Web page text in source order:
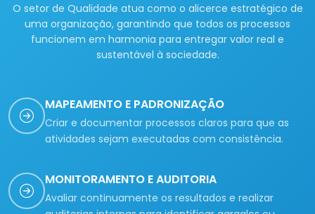
O setor de Qualidade atua como o alicerce estratégico de
uma organização, garantindo que todos os processos
funcionem em harmonia para entregar valor real e
sustentável à sociedade.
MAPEAMENTO E PADRONIZAÇÃO
Criar e documentar processos claros para que as
atividades sejam executadas com consistência.
MONITORAMENTO E AUDITORIA
Avaliar continuamente os resultados e realizar